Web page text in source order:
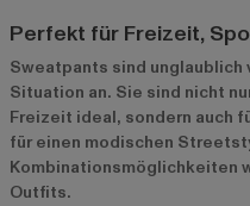
Perfekt für Freizeit,
Sweatpants sind
Situation an. Sie sind nicht
Freizeit ideal, sondern auch
für einen modischen
Kombinationsmöglichkeiten
Outfits.